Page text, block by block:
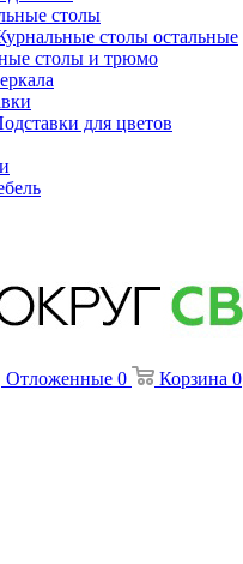
столы
столы остальные
столы и трюмо
для цветов
Отложенные 0 Корзина 0